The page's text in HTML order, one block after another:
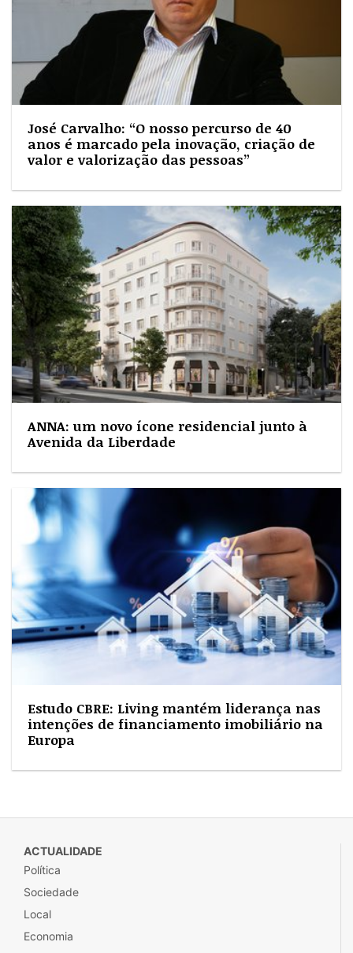
José Carvalho: “O nosso percurso de 40
anos é marcado pela inovação, criação de
valor e valorização das pessoas”
ANNA: um novo ícone residencial junto à
Avenida da Liberdade
Estudo CBRE: Living mantém liderança nas
intenções de financiamento imobiliário na
Europa
ACTUALIDADE
Política
Sociedade
Local
Economia